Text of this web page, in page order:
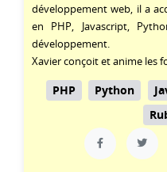
développement web, il a
en PHP, Javascript,
développement.
Xavier conçoit et anime les
PHP Python